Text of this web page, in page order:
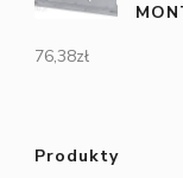
76,38zł
Produkty